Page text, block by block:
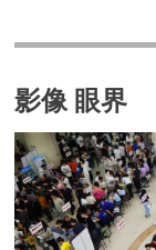
影像 眼界